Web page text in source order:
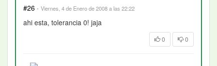
#26 · Viernes, 4 de Enero de 2008 a las 22:22
ahi esta, tolerancia 0! jaja
0 0